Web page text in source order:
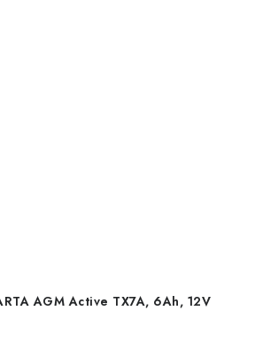
AGM Active TX7A, 6Ah, 12V